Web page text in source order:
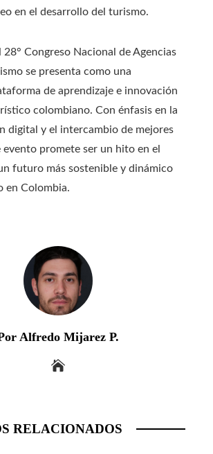
en el desarrollo del turismo.
28° Congreso Nacional de Agencias
se presenta como una
de aprendizaje e innovación
colombiano. Con énfasis en la
digital y el intercambio de mejores
evento promete ser un hito en el
futuro más sostenible y dinámico
en Colombia.
Alfredo Mijarez P.
RELACIONADOS